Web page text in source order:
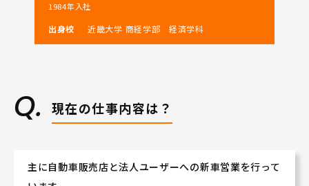
1．スズキ(株)100％出資の直営ディーラー！
和歌山県のスズキ総代理店として県下9店舗を展開。
営業スキル・車の知識等を学べる充実した研修制度
が自慢です。
年間休日は、自動車ディーラーでは多めの110日!!
2．安定した社風。営業・サービス両部門のチームワーク
1984年入社
出身校 近畿大学 商経学部 経済学科
現在の仕事内容は？
主に自動車販売店と法人ユーザーへの新車営業を行って